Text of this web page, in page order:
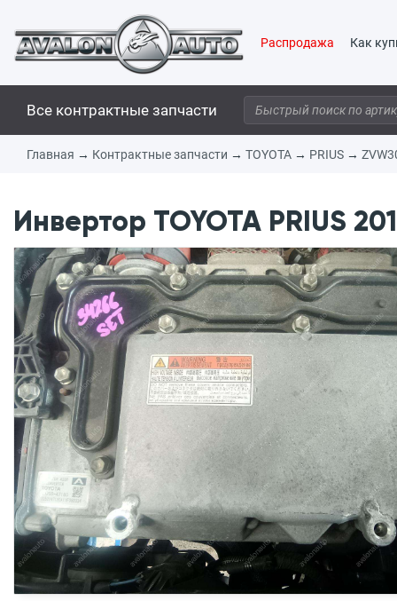
Распродажа Как
Все контрактные запчасти
Главная → Контрактные запчасти → TOYOTA → PRIUS →
Инвертор TOYOTA PRIUS